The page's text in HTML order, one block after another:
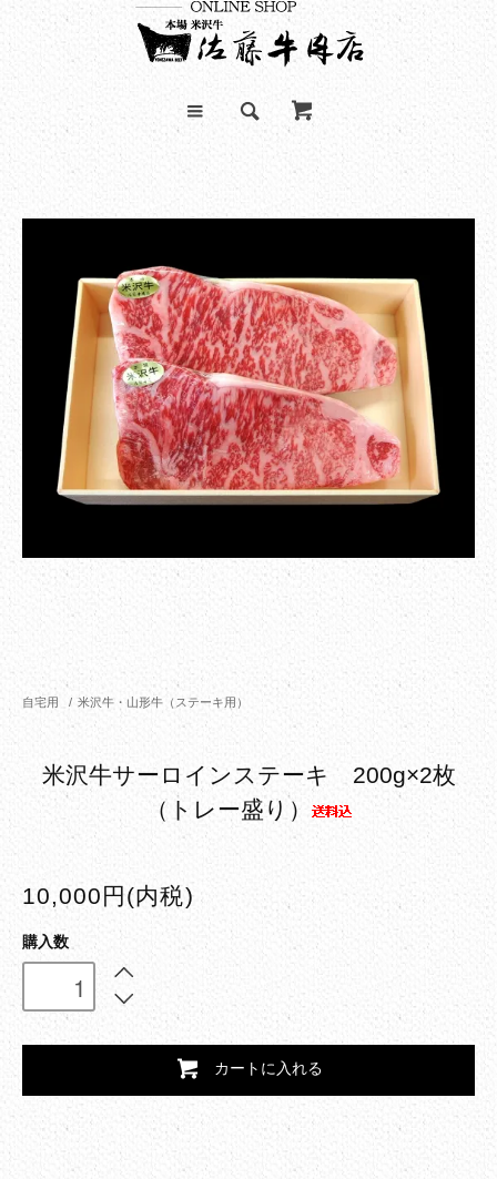
自宅用 / 米沢牛・山形牛（ステーキ用）
米沢牛サーロインステーキ 200g×2枚
（トレー盛り）
10,000円(内税)
購入数
カートに入れる